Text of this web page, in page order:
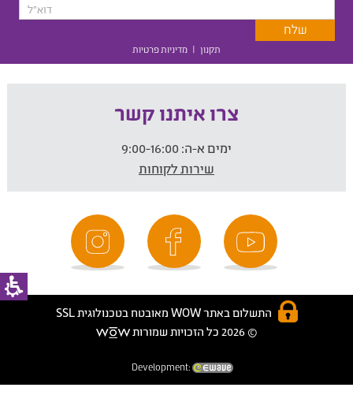
תקנון | מדיניות פרטיות
צרו איתנו קשר
ימים א-ה:
שירות לקוחות
התשלום באתר WOW מאובטח בטכנולוגית SSL
© 2026 כל הזכויות שמורות
Development: